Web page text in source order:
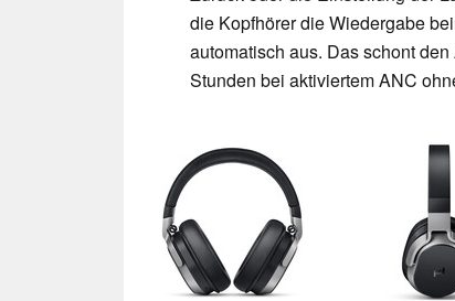
die Kopfhörer die Wiedergabe
automatisch aus. Das schont
Stunden bei aktiviertem ANC